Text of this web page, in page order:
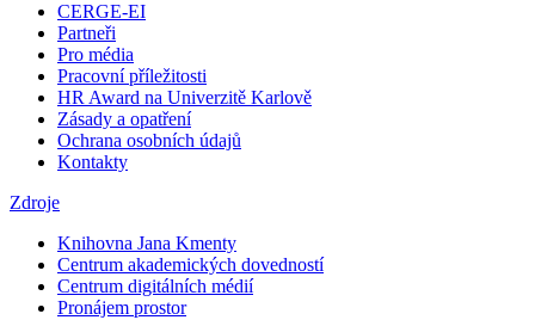
CERGE-EI
Partneři
Pro média
Pracovní příležitosti
HR Award na Univerzitě Karlově
Zásady a opatření
Ochrana osobních údajů
Kontakty
Zdroje
Knihovna Jana Kmenty
Centrum akademických dovedností
Centrum digitálních médií
Pronájem prostor